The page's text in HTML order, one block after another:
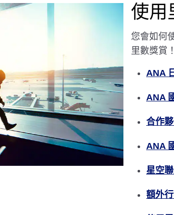
使用
您會如何
里數獎賞！
ANA
ANA
合作
ANA
星空
額外